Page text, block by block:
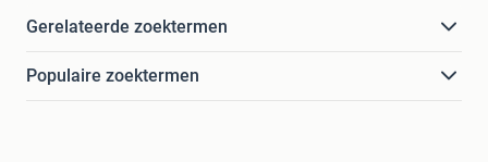
Gerelateerde zoektermen
Populaire zoektermen